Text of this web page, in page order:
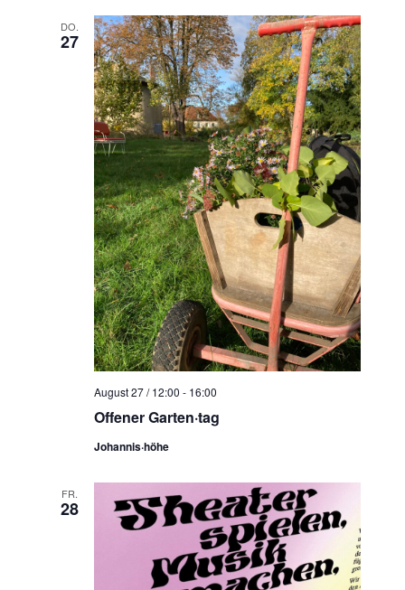
DO.
27
Offener Garten·tag
August 27 / 12:00 - 16:00
Johannis·höhe
FR.
28